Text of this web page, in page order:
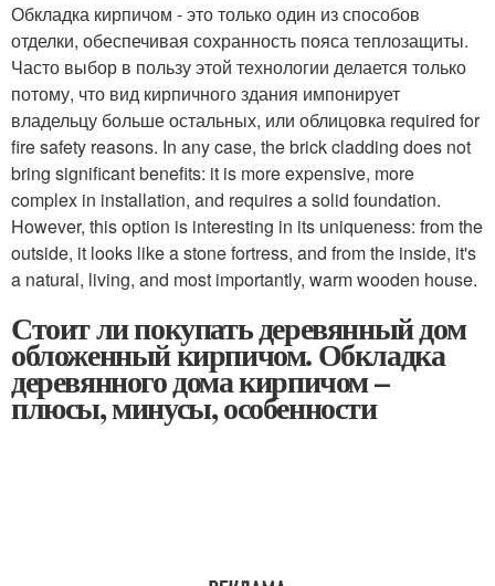
Обкладка кирпичом - это только один из способов
отделки, обеспечивая сохранность пояса теплозащиты.
Часто выбор в пользу этой технологии делается только
потому, что вид кирпичного здания импонирует
владельцу больше остальных, или облицовка required for
fire safety reasons. In any case, the brick cladding does not
bring significant benefits: it is more expensive, more
complex in installation, and requires a solid foundation.
However, this option is interesting in its uniqueness: from the
outside, it looks like a stone fortress, and from the inside, it's
a natural, living, and most importantly, warm wooden house.
Стоит ли покупать деревянный дом
обложенный кирпичом. Обкладка
деревянного дома кирпичом –
плюсы, минусы, особенности